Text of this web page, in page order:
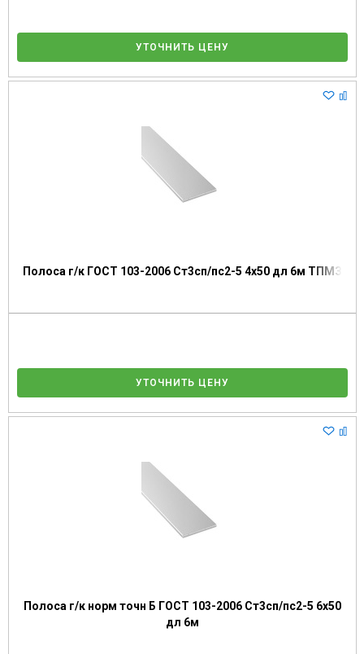
УТОЧНИТЬ ЦЕНУ
Полоса г/к ГОСТ 103-2006 Ст3сп/пс2-5 4х50 дл 6м ТПМЗ
УТОЧНИТЬ ЦЕНУ
Полоса г/к норм точн Б ГОСТ 103-2006 Ст3сп/пс2-5 6х50
дл 6м